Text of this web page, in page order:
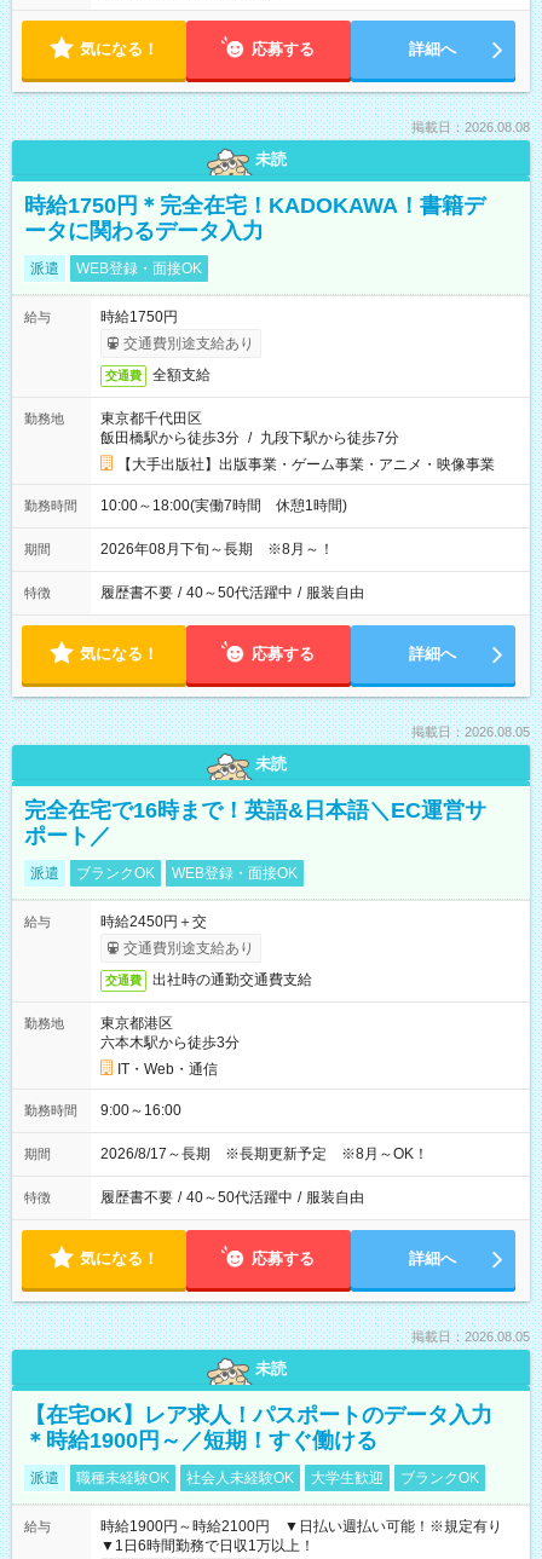
気になる！ 応募する 詳細へ
掲載日：2026.08.08
未読
時給1750円＊完全在宅！KADOKAWA！書籍デ
ータに関わるデータ入力
派遣 WEB登録・面接OK
給与
時給1750円
交通費別途支給あり
交通費 全額支給
勤務地
東京都千代田区
飯田橋駅から徒歩3分 / 九段下駅から徒歩7分
【大手出版社】出版事業・ゲーム事業・アニメ・映像事業
勤務時間 10:00～18:00(実働7時間 休憩1時間)
期間 2026年08月下旬～長期 ※8月～！
特徴 履歴書不要 / 40～50代活躍中 / 服装自由
気になる！ 応募する 詳細へ
掲載日：2026.08.05
未読
完全在宅で16時まで！英語&日本語＼EC運営サ
ポート／
派遣 ブランクOK WEB登録・面接OK
給与
時給2450円＋交
交通費別途支給あり
交通費 出社時の通勤交通費支給
勤務地
東京都港区
六本木駅から徒歩3分
IT・Web・通信
勤務時間 9:00～16:00
期間 2026/8/17～長期 ※長期更新予定 ※8月～OK！
特徴 履歴書不要 / 40～50代活躍中 / 服装自由
気になる！ 応募する 詳細へ
掲載日：2026.08.05
未読
【在宅OK】レア求人！パスポートのデータ入力
＊時給1900円～／短期！すぐ働ける
派遣 職種未経験OK 社会人未経験OK 大学生歓迎 ブランクOK
給与
時給1900円～時給2100円 ▼日払い週払い可能！※規定有り
▼1日6時間勤務で日収1万以上！